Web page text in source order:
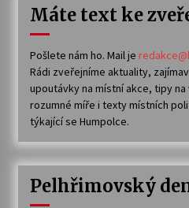
Máte text ke
Pošlete nám ho. Mail je
Rádi zveřejníme aktuality,
upoutávky na místní akce, tipy
rozumné míře i texty místních
týkající se Humpolce.
Pelhřimovský